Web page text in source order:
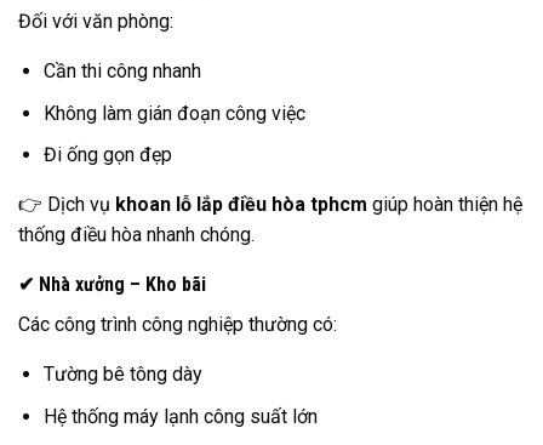
Đối với văn phòng:
Cần thi công nhanh
Không làm gián đoạn công việc
Đi ống gọn đẹp
👉 Dịch vụ khoan lỗ lắp điều hòa tphcm giúp hoàn thiện hệ
thống điều hòa nhanh chóng.
✔ Nhà xưởng – Kho bãi
Các công trình công nghiệp thường có:
Tường bê tông dày
Hệ thống máy lạnh công suất lớn